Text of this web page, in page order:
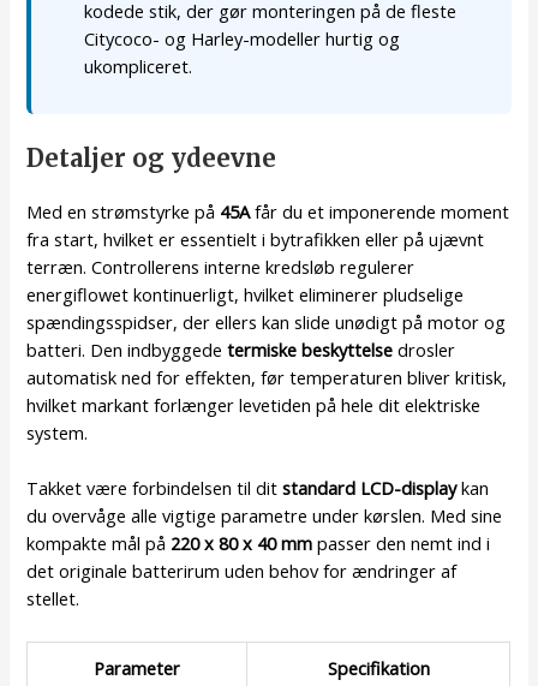
kodede stik, der gør monteringen på de fleste
Citycoco- og Harley-modeller hurtig og
ukompliceret.
Detaljer og ydeevne
Med en strømstyrke på 45Afår du et imponerende moment
fra start, hvilket er essentielt i bytrafikken eller på ujævnt
terræn. Controllerens interne kredsløb regulerer
energiflowet kontinuerligt, hvilket eliminerer pludselige
spændingsspidser, der ellers kan slide unødigt på motor og
batteri. Den indbyggedetermiske beskyttelse drosler
automatisk ned for effekten, før temperaturen bliver kritisk,
hvilket markant forlænger levetiden på hele dit elektriske
system.
Takket være forbindelsen til ditstandard LCD-displaykan
du overvåge alle vigtige parametre under kørslen. Med sine
kompakte mål på 220 x 80 x 40 mm passer den nemt ind i
det originale batterirum uden behov for ændringer af
stellet.
Parameter Specifikation